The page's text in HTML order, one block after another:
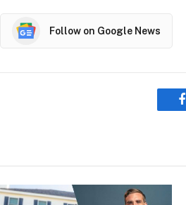
Follow on Google News